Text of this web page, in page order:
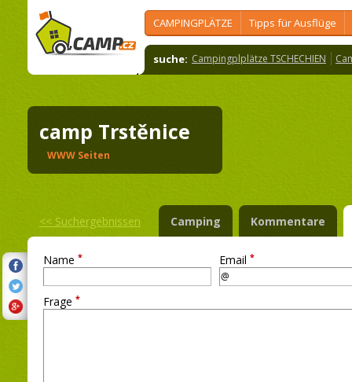
CAMPINGPLÄTZE Tipps für Ausflüge
suche: Campingplplätze TSCHECHIEN
camp Trstěnice
WWW Seiten
<< Suchergebnissen Camping Kommentare
Name * Email *
Frage *